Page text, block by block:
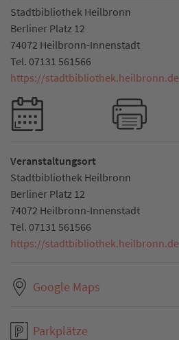
Stadtbibliothek Heilbronn
Berliner Platz 12
74072 Heilbronn-Innenstadt
Tel. 07131 561566
https://stadtbibliothek.heilbronn.de
Veranstaltungsort
Stadtbibliothek Heilbronn
Berliner Platz 12
74072 Heilbronn-Innenstadt
Tel. 07131 561566
https://stadtbibliothek.heilbronn.de
Google Maps
Parkplätze